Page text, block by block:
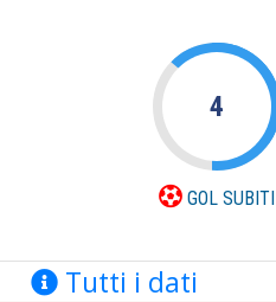
4
GOL SUBITI
Tutti i dati